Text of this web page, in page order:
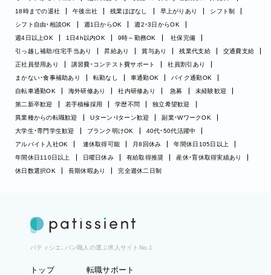
18時までの退社
午後出社 残業ほぼなし 早上がりあり
シフト制
シフト自由・相談OK
週1日からOK
週2・3日からOK
週4日以上OK
1日4h以内OK 9時～勤務OK
社保完備
引っ越し補助/住宅手当あり
昇給あり 賞与あり 残業代支給
交通費支給
正社員登用あり
講習費・コンテスト費サポート
社員割引あり
まかない・食事補助あり
転勤なし 車通勤OK
バイク通勤OK
自転車通勤OK
海外研修あり 社内研修あり 急募
未経験歓迎
第二新卒歓迎
若手積極採用 学歴不問
独立希望歓迎
異業種からの転職歓迎
Uターン・Iターン歓迎
副業・WワークOK
大学生・専門学生歓迎
ブランク明けOK
40代・50代活躍中
アルバイト入社OK
連休取得可能 月8回休み
年間休日105日以上
年間休日110日以上
日曜日休み 有給取得推奨
産休・育休取得実績あり
休日数選択OK
長期休暇あり 完全週休二日制
パティシエ、パン職人の選ぶ求人サイトNo.1
トップ
転職サポート